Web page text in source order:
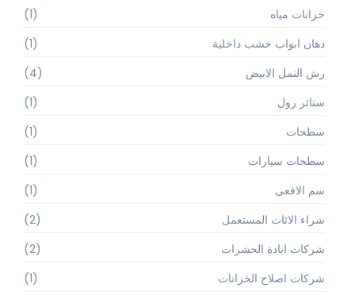
خزانات مياه
(1)
دهان ابواب خشب داخلية
(1)
رش النمل الابيض
(4)
ستائر رول
(1)
سطحات
(1)
سطحات سيارات
(1)
سم الافعى
(1)
شراء الاثاث المستعمل
(2)
شركات ابادة الحشرات
(2)
شركات اصلاح الخزانات
(1)